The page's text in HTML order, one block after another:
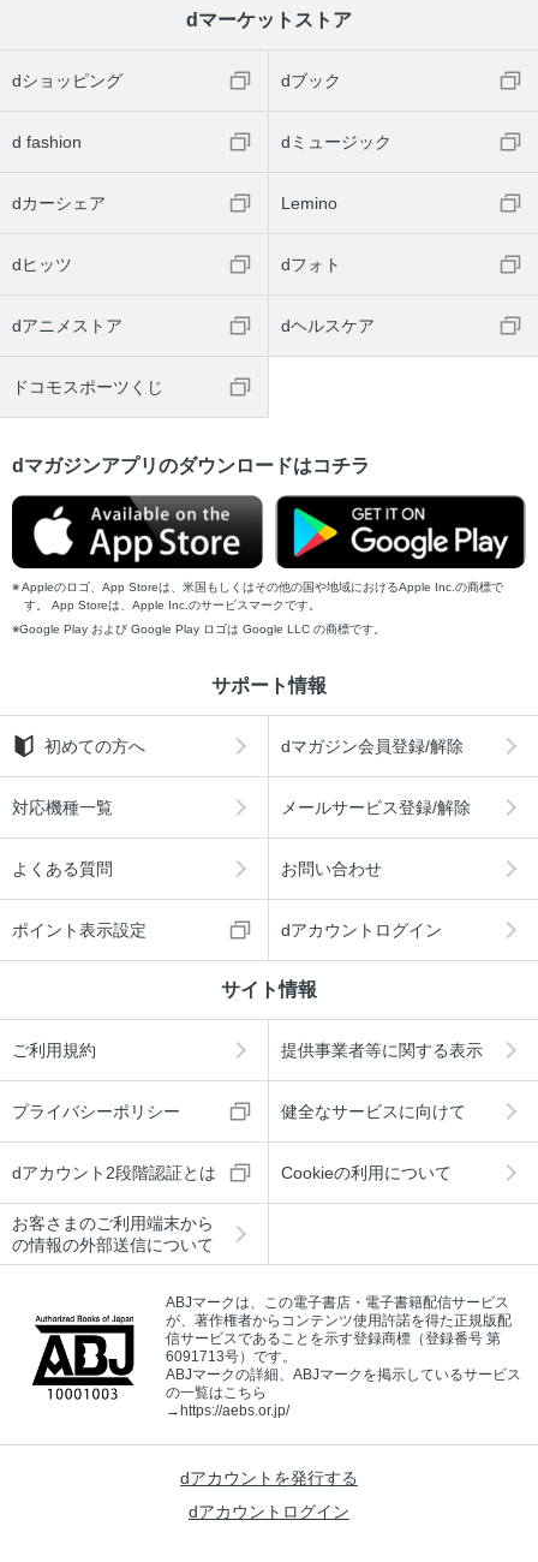
dマーケットストア
dショッピング dブック
d fashion dミュージック
dカーシェア Lemino
dヒッツ dフォト
dアニメストア dヘルスケア
ドコモスポーツくじ
dマガジンアプリのダウンロードはコチラ
Appleのロゴ、App Storeは、米国もしくはその他の国や地域におけるApple Inc.の商標で
す。 App Storeは、Apple Inc.のサービスマークです。
Google Play および Google Play ロゴは Google LLC の商標です。
サポート情報
初めての方へ dマガジン会員登録/解除
対応機種一覧 メールサービス登録/解除
よくある質問 お問い合わせ
ポイント表示設定 dアカウントログイン
サイト情報
ご利用規約 提供事業者等に関する表示
プライバシーポリシー 健全なサービスに向けて
dアカウント2段階認証とは Cookieの利用について
お客さまのご利用端末から
の情報の外部送信について
ABJマークは、この電子書店・電子書籍配信サービス
が、著作権者からコンテンツ使用許諾を得た正規版配
信サービスであることを示す登録商標（登録番号 第
6091713号）です。
ABJマークの詳細、ABJマークを掲示しているサービス
の一覧はこちら
→ https://aebs.or.jp/
dアカウントを発行する
dアカウントログイン